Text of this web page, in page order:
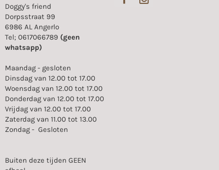
Doggy's friend
Dorpsstraat 99
6986 AL Angerlo
Tel; 0617066789 (geen
whatsapp)
Maandag - gesloten
Dinsdag van 12.00 tot 17.00
Woensdag van 12.00 tot 17.00
Donderdag van 12.00 tot 17.00
Vrijdag van 12.00 tot 17.00
Zaterdag van 11.00 tot 13.00
Zondag - Gesloten
Buiten deze tijden GEEN